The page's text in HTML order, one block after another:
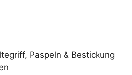
Paspeln & Bestickung